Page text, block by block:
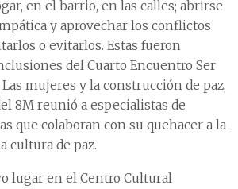
en el barrio, en las calles; abrirse
y aprovechar los conflictos
o evitarlos. Estas fueron
del Cuarto Encuentro Ser
mujeres y la construcción de paz,
8M reunió a especialistas de
que colaboran con su quehacer a la
cultura de paz.
lugar en el Centro Cultural